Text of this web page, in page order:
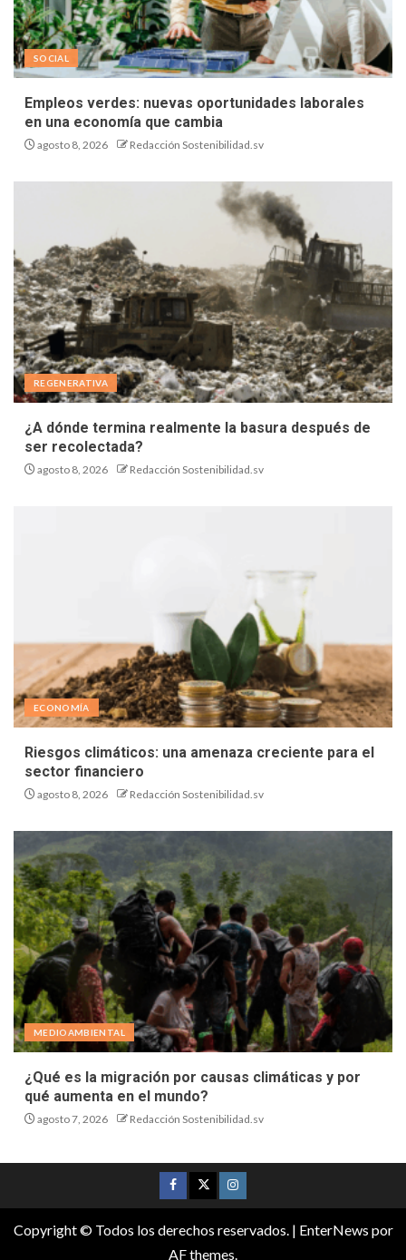
SOCIAL
Empleos verdes: nuevas oportunidades laborales
en una economía que cambia
agosto 8, 2026 Redacción Sostenibilidad.sv
REGENERATIVA
¿A dónde termina realmente la basura después de
ser recolectada?
agosto 8, 2026 Redacción Sostenibilidad.sv
ECONOMÍA
Riesgos climáticos: una amenaza creciente para el
sector financiero
agosto 8, 2026 Redacción Sostenibilidad.sv
MEDIOAMBIENTAL
¿Qué es la migración por causas climáticas y por
qué aumenta en el mundo?
agosto 7, 2026 Redacción Sostenibilidad.sv
Copyright © Todos los derechos reservados. | EnterNews por
AF themes.